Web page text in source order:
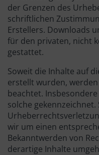
der Grenzen des
schriftlichen
Erstellers. Downloads
für den privaten, nicht
gestattet.
Soweit die Inhalte auf
erstellt wurden,
beachtet.
solche
wir um einen
Bekanntwerden von
derartige Inhalte